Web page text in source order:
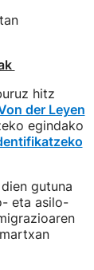
hitz
der Leyen
egindako
gutuna
eta asilo-